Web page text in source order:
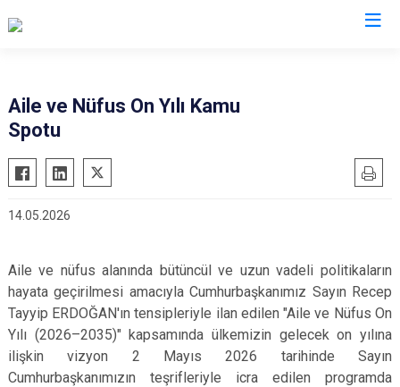
Akçaabat
Araklı
Beşikdüzü
Çaykara
Dernekpazarı
Düzköy
Hayrat
Tonya
Vakfıkebir
Yomra
Ortahisar
Aile ve Nüfus On Yılı Kamu
Spotu
14.05.2026
Aile ve nüfus alanında bütüncül ve uzun vadeli politikaların
hayata geçirilmesi amacıyla Cumhurbaşkanımız Sayın Recep
Tayyip ERDOĞAN'ın tensipleriyle ilan edilen "Aile ve Nüfus On
Yılı (2026–2035)" kapsamında ülkemizin gelecek on yılına
ilişkin vizyon 2 Mayıs 2026 tarihinde Sayın
Cumhurbaşkanımızın teşrifleriyle icra edilen programda